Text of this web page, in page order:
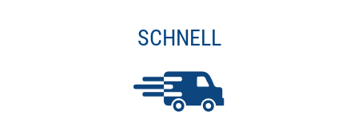
SCHNELL